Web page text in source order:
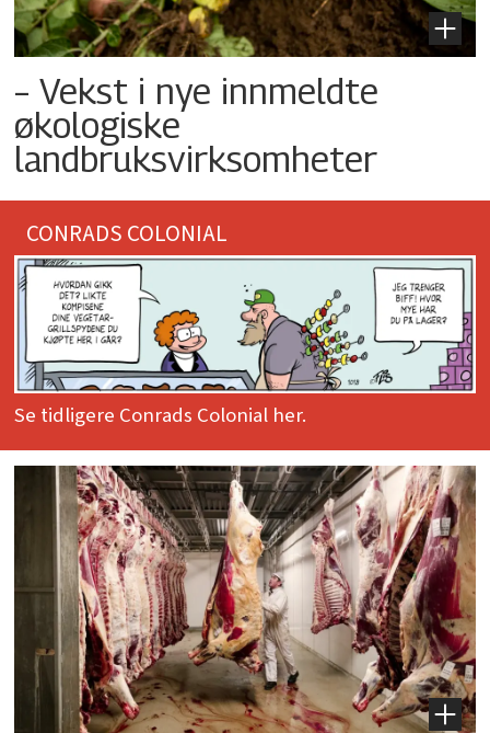
– Vekst i nye innmeldte
økologiske
landbruksvirksomheter
CONRADS COLONIAL
Se tidligere Conrads Colonial her.